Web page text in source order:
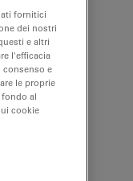
fornitici
dei nostri
e altri
l'efficacia
consenso e
le proprie
al
cookie